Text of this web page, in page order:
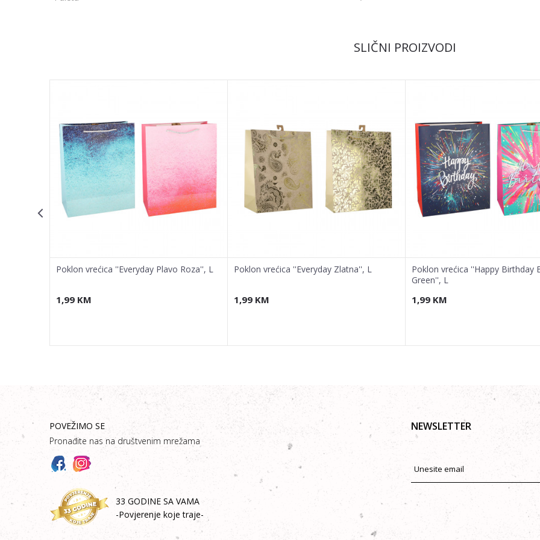
POŠALJI
SLIČNI PROIZVODI
Poklon vrećica ''Everyday Plavo Roza'', L
1,99 KM
Poklon vrećica ''Everyday Zlatna'', L
1,99 KM
Poklon vrećica ''Happy Birthday
Green'', L
1,99 KM
POVEŽIMO SE
Pronađite nas na društvenim mrežama
33 GODINE SA VAMA
-Povjerenje koje traje-
NEWSLETTER